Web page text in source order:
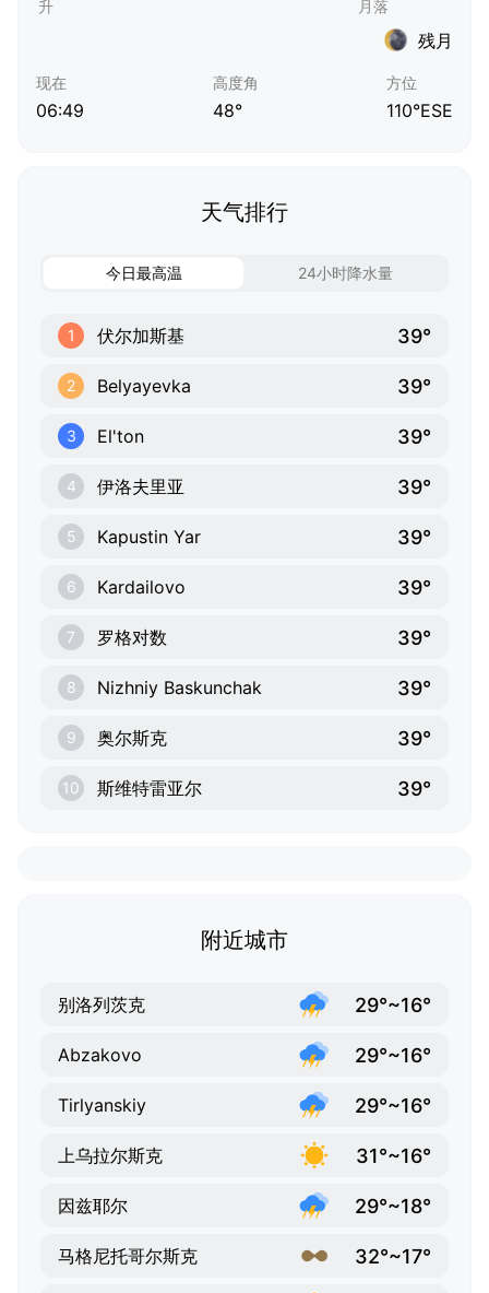
残月
现在
06:49
高度角
48°
方位
110°ESE
天气排行
今日最高温 24小时降水量
1 伏尔加斯基 39°
2 Belyayevka 39°
3 El'ton 39°
4 伊洛夫里亚 39°
5 Kapustin Yar 39°
6 Kardailovo 39°
7 罗格对数 39°
8 Nizhniy Baskunchak 39°
9 奥尔斯克 39°
10 斯维特雷亚尔 39°
附近城市
别洛列茨克 29°~16°
Abzakovo 29°~16°
Tirlyanskiy 29°~16°
上乌拉尔斯克 31°~16°
因兹耶尔 29°~18°
马格尼托哥尔斯克 32°~17°